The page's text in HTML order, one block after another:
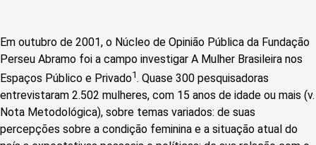
Em outubro de 2001, o Núcleo de Opinião Pública da Fundação
Perseu Abramo foi a campo investigar A Mulher Brasileira nos
Espaços Público e Privado1. Quase 300 pesquisadoras
entrevistaram 2.502 mulheres, com 15 anos de idade ou mais (v.
Nota Metodológica), sobre temas variados: de suas
percepções sobre a condição feminina e a situação atual do